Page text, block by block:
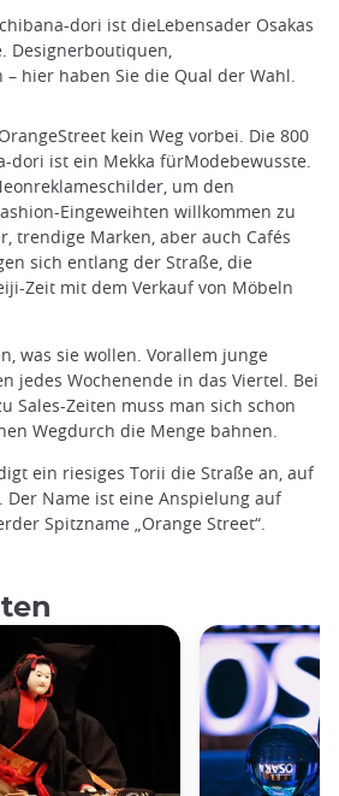
dori ist dieLebensader Osakas
Designerboutiquen,
– hier haben Sie die Qual der Wahl.
kein Weg vorbei. Die 800
dori ist ein Mekka fürModebewusste.
um den
Eingeweihten willkommen zu
trendige Marken, aber auch Cafés
sich entlang der Straße, die
Zeit mit dem Verkauf von Möbeln
was sie wollen. Vorallem junge
jedes Wochenende in das Viertel. Bei
Sales-Zeiten muss man sich schon
Wegdurch die Menge bahnen.
ein riesiges Torii die Straße an, auf
Der Name ist eine Anspielung auf
Spitzname „Orange Street“.